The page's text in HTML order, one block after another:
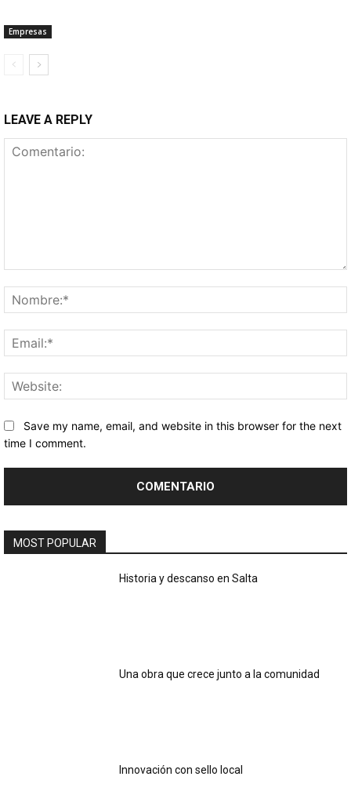
Empresas
LEAVE A REPLY
Save my name, email, and website in this browser for the next
time I comment.
MOST POPULAR
Historia y descanso en Salta
Una obra que crece junto a la comunidad
Innovación con sello local